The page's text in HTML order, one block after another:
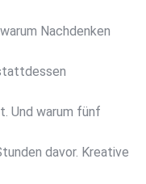
Nachdenken
Und warum fünf
davor. Kreative